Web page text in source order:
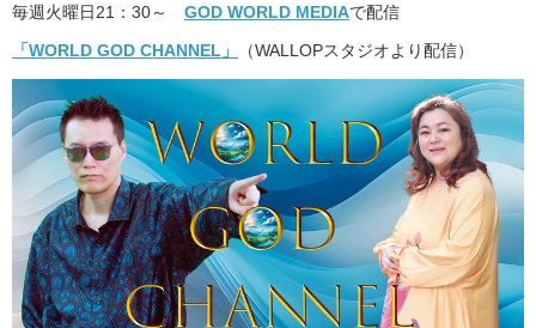
毎週火曜日21：30～ GOD WORLD MEDIAで配信
「WORLD GOD CHANNEL」
（WALLOPスタジオより配信）